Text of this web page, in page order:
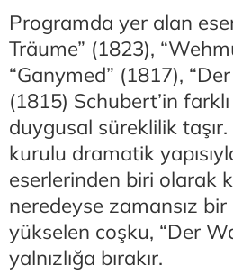
Programda yer alan
Träume” (1823),
“Ganymed” (1817),
(1815) Schubert’in
duygusal süreklilik
kurulu dramatik
eserlerinden biri olarak
neredeyse zamansız
yükselen coşku, “Der
yalnızlığa bırakır.